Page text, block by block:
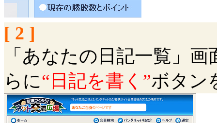
[ 2 ]
「あなたの日記一覧」
らに“日記を書く”ボタン